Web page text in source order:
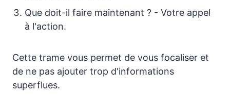
Que doit-il faire maintenant ? - Votre appel
à l'action.
Cette trame vous permet de vous focaliser et
de ne pas ajouter trop d'informations
superflues.